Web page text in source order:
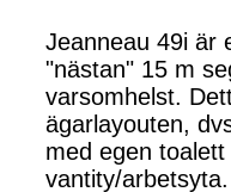
Jeanneau 49i är
"nästan" 15 m
varsomhelst.
ägarlayouten,
med egen
vantity/